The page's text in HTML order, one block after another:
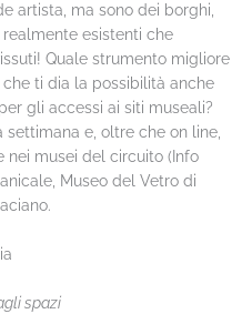
artista, ma sono dei borghi,
esistenti che
Quale strumento migliore
che ti dia la possibilità anche
gli accessi ai siti museali?
e, oltre che on line,
musei del circuito (Info
Museo del Vetro di
spazi